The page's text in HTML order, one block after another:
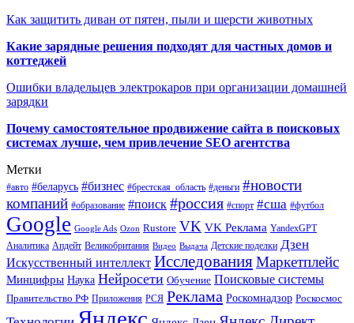
Как защитить диван от пятен, пыли и шерсти животных
Какие зарядные решения подходят для частных домов и
коттеджей
Ошибки владельцев электрокаров при организации домашней
зарядки
Почему самостоятельное продвижение сайта в поисковых
системах лучше, чем привлечение SEO агентства
Метки
#авто #беларусь #бизнес #брестская_область #деньги #новости
компаний #образование #поиск #россия #спорт #сша #футбол
Google Google Ads Ozon Rustore VK VK Реклама YandexGPT
Аналитика Апдейт Великобритания Видео Выдача Детские поделки Дзен
Искусственный интеллект ИсследованияМаркетплейс
Минцифры Наука Нейросети Обучение Поисковые системы
Правительство РФ Приложения РСЯ Реклама Роскомнадзор Роскосмос